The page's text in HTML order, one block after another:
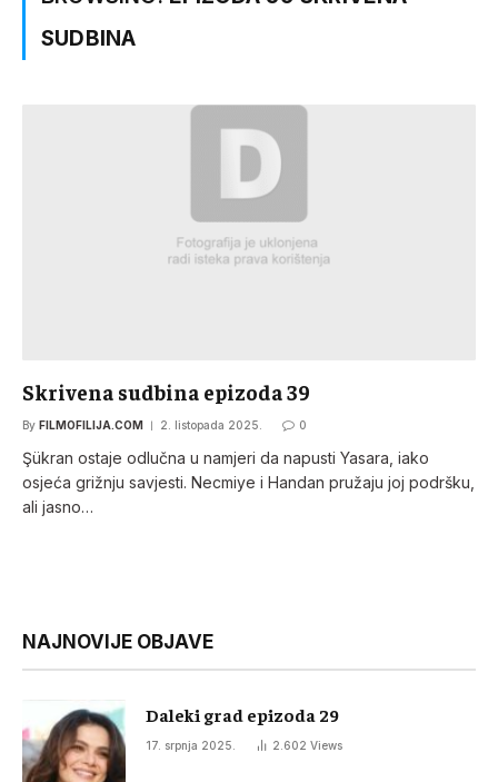
SUDBINA
Skrivena sudbina epizoda 39
By FILMOFILIJA.COM 2. listopada 2025. 0
Şükran ostaje odlučna u namjeri da napusti Yasara, iako
osjeća grižnju savjesti. Necmiye i Handan pružaju joj podršku,
ali jasno…
NAJNOVIJE OBJAVE
Daleki grad epizoda 29
17. srpnja 2025. 2.602 Views